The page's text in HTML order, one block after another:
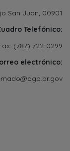
San Juan, 00901
Telefónico:
(787) 722-0299
electrónico: